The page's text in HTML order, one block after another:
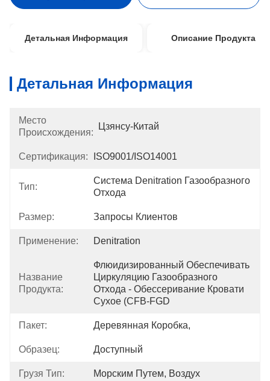
Детальная Информация Описание Продукта
Детальная Информация
Место
Происхождения:
Цзянсу-Китай
Сертификация: ISO9001/ISO14001
Тип:
Система Denitration Газообразного
Отхода
Размер: Запросы Клиентов
Применение: Denitration
Название
Продукта:
Флюидизированный Обеспечивать
Циркуляцию Газообразного
Отхода - Обессеривание Кровати
Сухое (CFB-FGD
Пакет: Деревянная Коробка,
Образец: Доступный
Грузя Тип: Морским Путем, Воздух